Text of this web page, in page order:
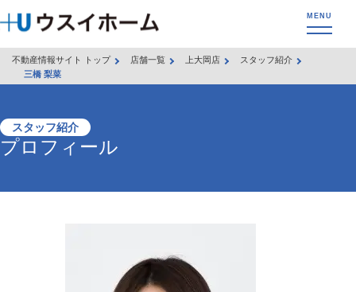
不動産情報サイト トップ 店舗一覧 上大岡店
スタッフ紹介
三橋 梨菜
スタッフ紹介
プロフィール